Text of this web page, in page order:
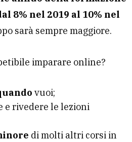
8% nel 2019 al 10% nel
sarà sempre maggiore.
imparare online?
vuoi;
e rivedere le lezioni
di molti altri corsi in